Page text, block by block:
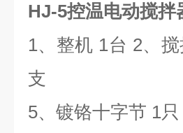
HJ-5控温电动搅拌
1、整机 1台 2、
支
5、镀铬十字节 1